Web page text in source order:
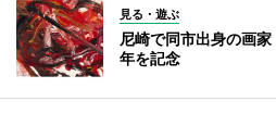
見る・遊ぶ
尼崎で同市出身の画
年を記念